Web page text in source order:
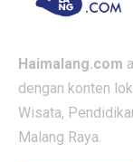
Haimalang.com
dengan konten
Wisata,
Malang Raya.